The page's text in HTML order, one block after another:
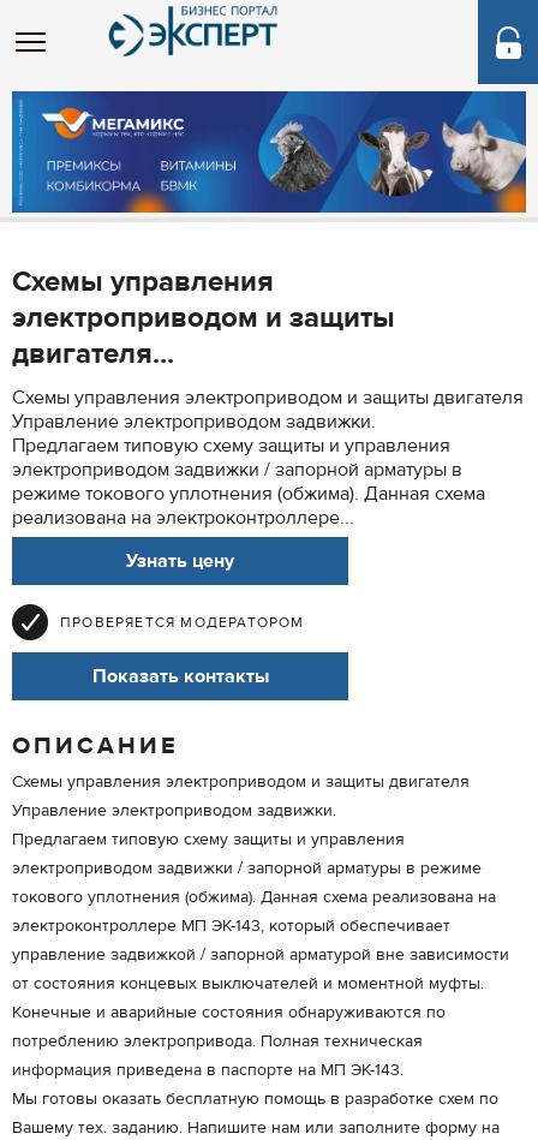
Схемы управления
электроприводом и защиты
двигателя...
Схемы управления электроприводом и защиты двигателя
Управление электроприводом задвижки.
Предлагаем типовую схему защиты и управления
электроприводом задвижки / запорной арматуры в
режиме токового уплотнения (обжима). Данная схема
реализована на электроконтроллере...
Узнать цену
ПРОВЕРЯЕТСЯ МОДЕРАТОРОМ
Показать контакты
ОПИСАНИЕ
Схемы управления электроприводом и защиты двигателя
Управление электроприводом задвижки.
Предлагаем типовую схему защиты и управления
электроприводом задвижки / запорной арматуры в режиме
токового уплотнения (обжима). Данная схема реализована на
электроконтроллере МП ЭК-143, который обеспечивает
управление задвижкой / запорной арматурой вне зависимости
от состояния концевых выключателей и моментной муфты.
Конечные и аварийные состояния обнаруживаются по
потреблению электропривода. Полная техническая
информация приведена в паспорте на МП ЭК-143.
Мы готовы оказать бесплатную помощь в разработке схем по
Вашему тех. заданию. Напишите нам или заполните форму на